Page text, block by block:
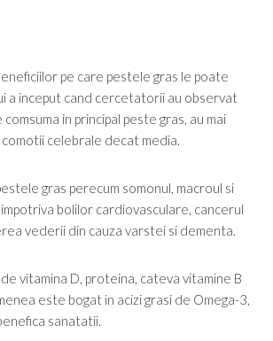
pe care pestele gras le poate
a inceput cand cercetatorii au observat
in principal peste gras, au mai
celebrale decat media.
gras perecum somonul, macroul si
bolilor cardiovasculare, cancerul
vederii din cauza varstei si dementa.
vitamina D, proteina, cateva vitamine B
este bogat in acizi grasi de Omega-3,
sanatatii.